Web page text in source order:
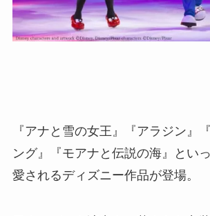
『アナと雪の女王』『アラジン』
ング』『モアナと伝説の海』とい
愛されるディズニー作品が登場。